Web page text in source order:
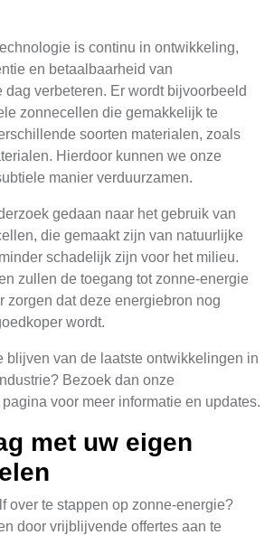
is continu in ontwikkeling,
en betaalbaarheid van
dag verbeteren. Er wordt bijvoorbeeld
zonnecellen die gemakkelijk te
soorten materialen, zoals
Hierdoor kunnen we onze
manier verduurzamen.
gedaan naar het gebruik van
die gemaakt zijn van natuurlijke
schadelijk zijn voor het milieu.
zullen de toegang tot zonne-energie
zorgen dat deze energiebron nog
wordt.
blijven van de laatste ontwikkelingen in
Bezoek dan onze
pagina voor meer informatie en updates.
met uw eigen
over te stappen op zonne-energie?
door vrijblijvende offertes aan te